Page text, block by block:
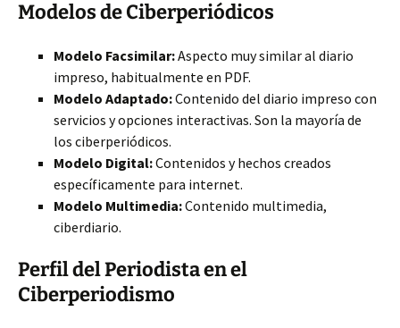
Modelos de Ciberperiódicos
Modelo Facsimilar:Aspecto muy similar al diario
impreso, habitualmente en PDF.
Modelo Adaptado:Contenido del diario impreso con
servicios y opciones interactivas. Son la mayoría de
los ciberperiódicos.
Modelo Digital:Contenidos y hechos creados
específicamente para internet.
Modelo Multimedia:Contenido multimedia,
ciberdiario.
Perfil del Periodista en el
Ciberperiodismo